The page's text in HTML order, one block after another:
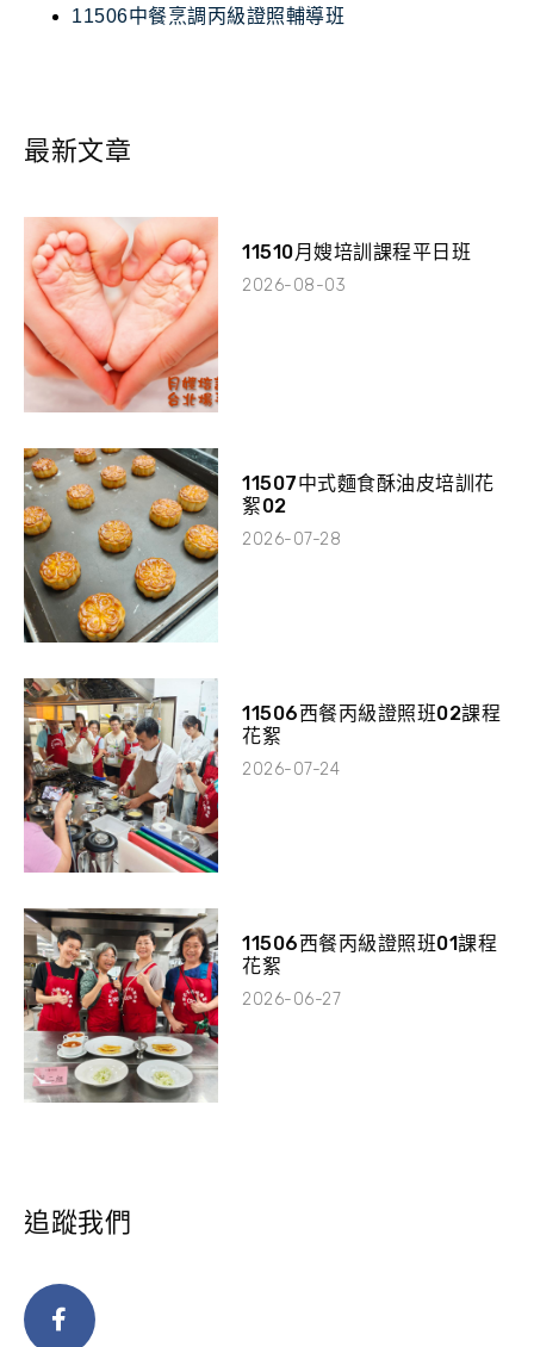
11506中餐烹調丙級證照輔導班
最新文章
11510月嫂培訓課程平日班
2026-08-03
11507中式麵食酥油皮培訓花
絮02
2026-07-28
11506西餐丙級證照班02課程
花絮
2026-07-24
11506西餐丙級證照班01課程
花絮
2026-06-27
追蹤我們